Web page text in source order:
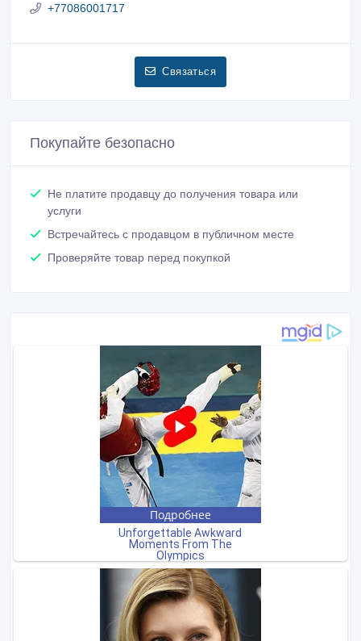
+77086001717
Связаться
Покупайте безопасно
Не платите продавцу до получения товара или
услуги
Встречайтесь с продавцом в публичном месте
Проверяйте товар перед покупкой